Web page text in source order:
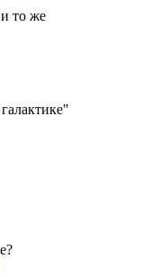
то же